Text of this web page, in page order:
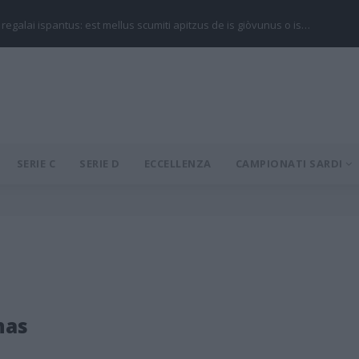
regalai ispantus: est mellus scumiti apitzus de is giòvunus o is…
SERIE C SERIE D ECCELLENZA CAMPIONATI SARDI